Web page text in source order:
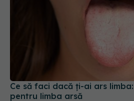
Ce să faci dacă ți-ai ars
14 noi 2025, 21:07